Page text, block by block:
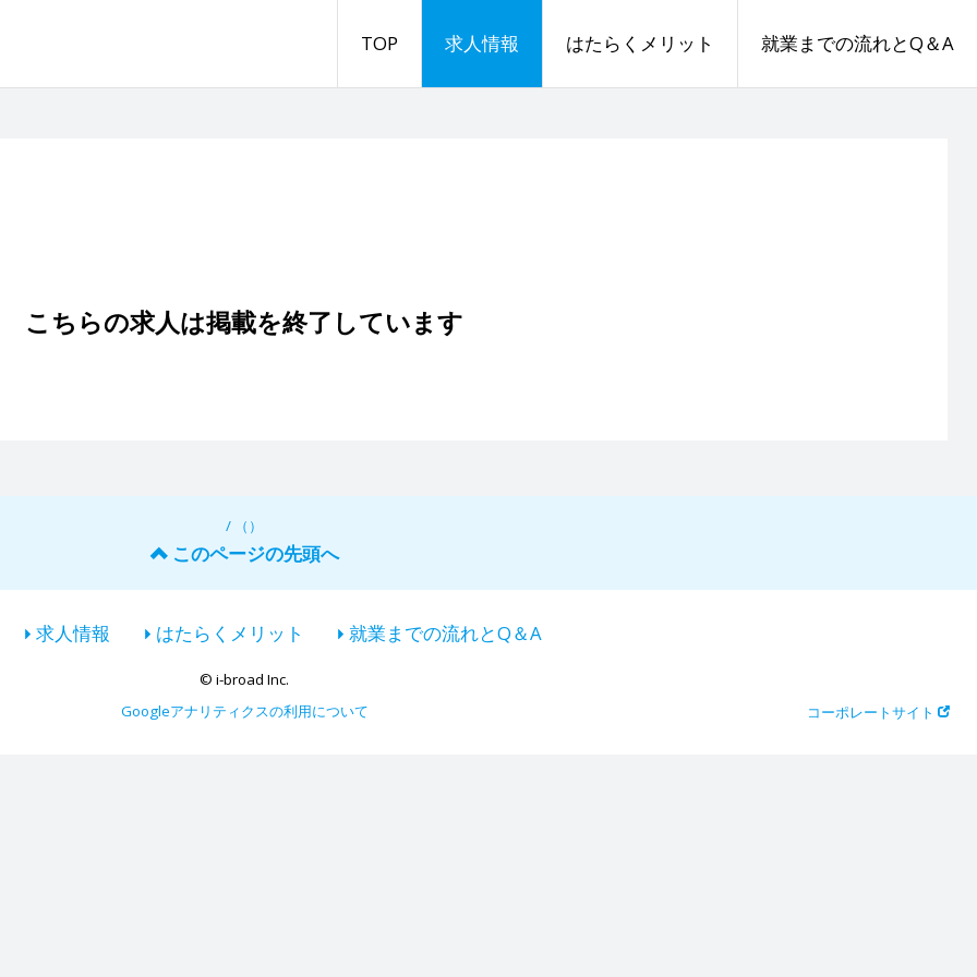
TOP 求人情報 はたらくメリット 就業までの流れとQ＆A
こちらの求人は掲載を終了しています
/ （）
このページの先頭へ
求人情報 はたらくメリット 就業までの流れとQ＆A
コーポレートサイト
© i-broad Inc.
Googleアナリティクスの利用について